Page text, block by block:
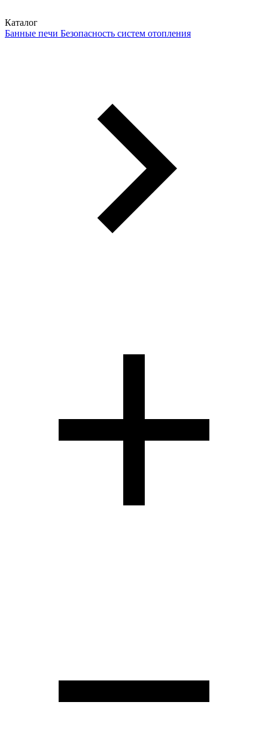
Каталог
Банные печи Безопасность систем отопления